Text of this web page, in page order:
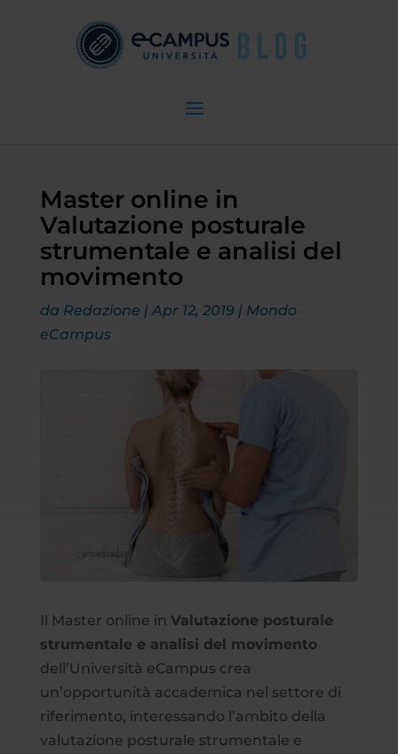
Master online in
Valutazione posturale
strumentale e analisi del
movimento
da Redazione |Apr 12, 2019| Mondo
eCampus
Il Master online in Valutazione posturale
strumentale e analisi del movimento
dell’Università eCampus crea
un’opportunità accademica nel settore di
riferimento, interessando l’ambito della
valutazione posturale strumentale e